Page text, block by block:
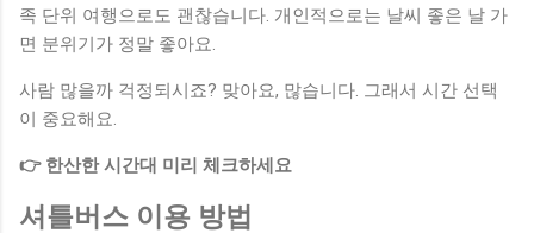
족 단위 여행으로도 괜찮습니다. 개인적으로는 날씨 좋은 날 가
면 분위기가 정말 좋아요.
사람 많을까 걱정되시죠? 맞아요, 많습니다. 그래서 시간 선택
이 중요해요.
👉 한산한 시간대 미리 체크하세요
셔틀버스 이용 방법